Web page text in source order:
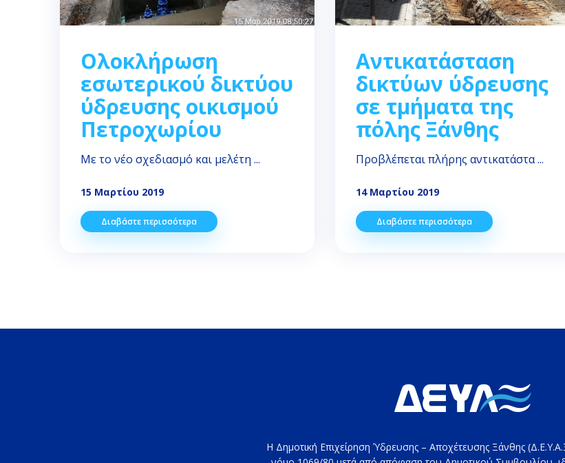
Ολοκλήρωση
εσωτερικού δικτύου
ύδρευσης οικισμού
Πετροχωρίου
Με το νέο σχεδιασμό και μελέτη ...
15 Μαρτίου 2019
Διαβάστε περισσότερα
Αντικατάσταση
δικτύων ύδρευσης
σε τμήματα της
πόλης Ξάνθης
Προβλέπεται πλήρης αντικατάστα ...
14 Μαρτίου 2019
Διαβάστε περισσότερα
Η Δημοτική Επιχείρηση Ύδρευσης – Αποχέτευσης Ξάνθης